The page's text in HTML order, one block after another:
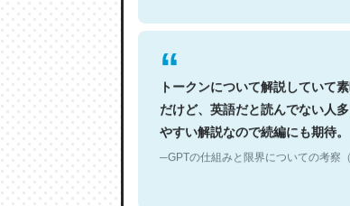
トークンについて解説していて
だけど、英語だと読んでない人
やすい解説なので続編にも期待。
─GPTの仕組みと限界についての考察